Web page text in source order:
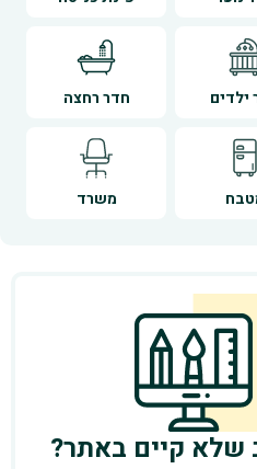
חדר רחצה
משרד
ילדים
שלא קיים באתר?